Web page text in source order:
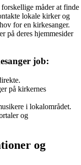
måder at finde
lokale kirker og
for en kirkesanger.
på deres hjemmesider
job:
på kirkernes
i lokalområdet.
og
og